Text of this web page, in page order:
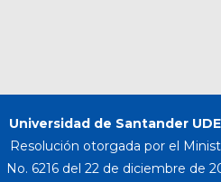
Universidad de Santander
Resolución otorgada por el
No. 6216 del 22 de diciembre de